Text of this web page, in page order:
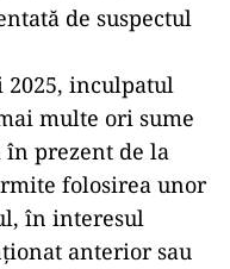
de suspectul
inculpatul
multe ori sume
în prezent de la
folosirea unor
în interesul
anterior sau